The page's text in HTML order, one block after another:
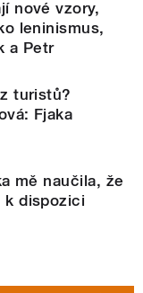
nové vzory,
leninismus,
a Petr
turistů?
Fjaka
mě naučila, že
k dispozici